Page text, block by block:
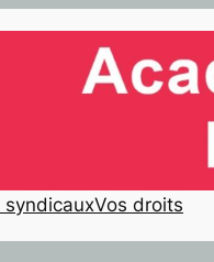
syndicauxVos droits